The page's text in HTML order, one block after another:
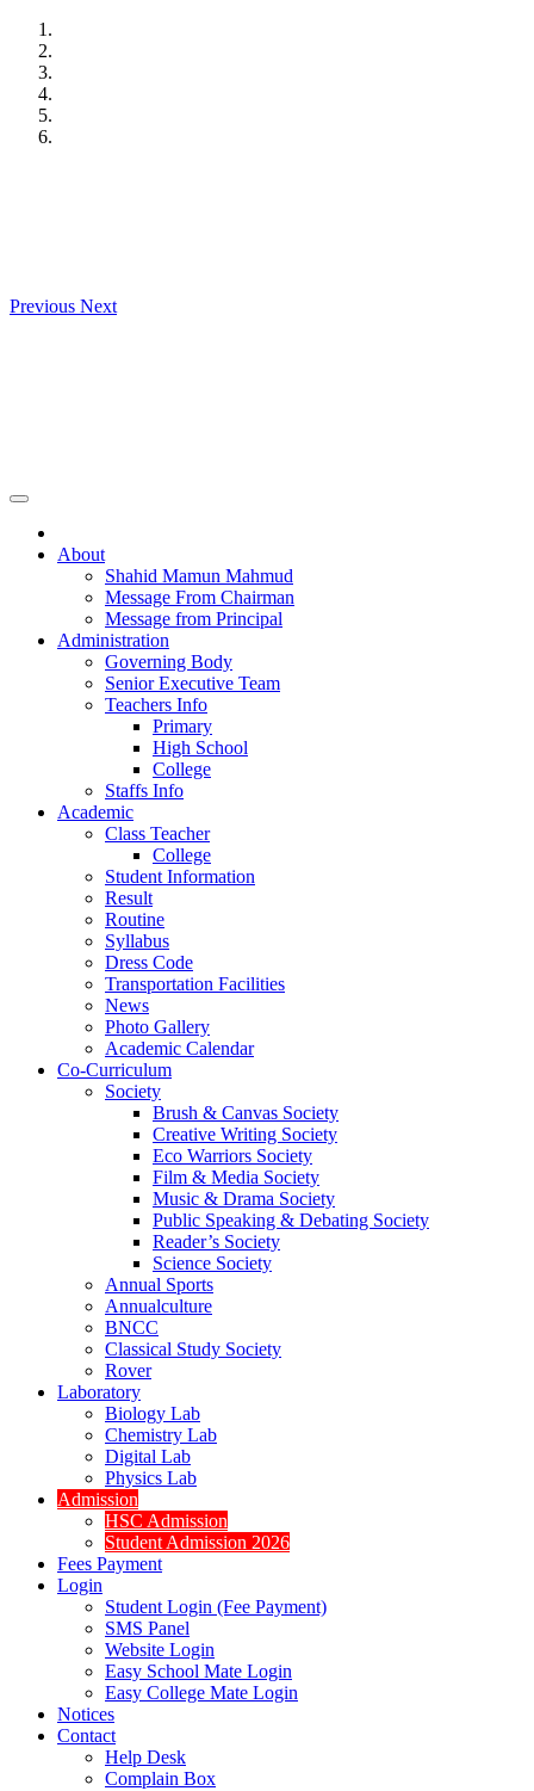
Skip
content
Previous Next
About
Shahid Mamun Mahmud
Message From Chairman
Message from Principal
Administration
Governing Body
Senior Executive Team
Teachers Info
Primary
High School
College
Staffs Info
Academic
Class Teacher
College
Student Information
Result
Routine
Syllabus
Dress Code
Transportation Facilities
News
Photo Gallery
Academic Calendar
Co-Curriculum
Society
Brush & Canvas Society
Creative Writing Society
Eco Warriors Society
Film & Media Society
Music & Drama Society
Public Speaking & Debating Society
Reader’s Society
Science Society
Annual Sports
Annualculture
BNCC
Classical Study Society
Rover
Laboratory
Biology Lab
Chemistry Lab
Digital Lab
Physics Lab
Admission
HSC Admission
Student Admission 2026
Fees Payment
Login
Student Login (Fee Payment)
SMS Panel
Website Login
Easy School Mate Login
Easy College Mate Login
Notices
Contact
Help Desk
Complain Box